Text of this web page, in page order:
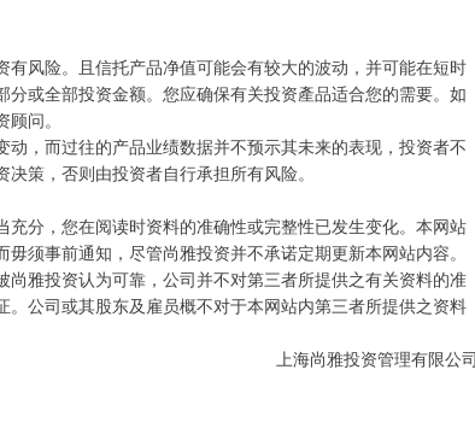
有风险。且信托产品净值可能会有较大的波动，并可能在短时
分或全部投资金额。您应确保有关投资產品适合您的需要。如
问。
动，而过往的产品业绩数据并不预示其未来的表现，投资者不
策，否则由投资者自行承担所有风险。
充分，您在阅读时资料的准确性或完整性已发生变化。本网站
须事前通知，尽管尚雅投资并不承诺定期更新本网站内容。
尚雅投资认为可靠，公司并不对第三者所提供之有关资料的准
。公司或其股东及雇员概不对于本网站内第三者所提供之资料
上海尚雅投资管理有限公司